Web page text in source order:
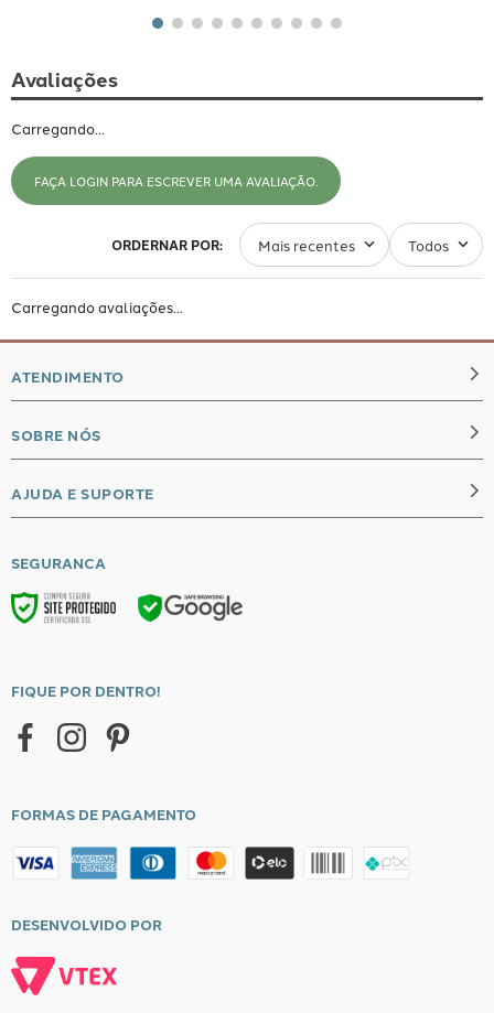
Avaliações
Carregando…
FAÇA LOGIN PARA ESCREVER UMA AVALIAÇÃO.
Mais recentes Todos
Carregando avaliações…
ATENDIMENTO
whatsapp
seg à qui das 8h às 18h (exceto feriados)
uau@bobinex.com.br
SOBRE NÓS
Quem Somos
Como Comprar
AJUDA E SUPORTE
Dúvidas Frequentes
Trocas e Devoluções
Entrega
Central de Atendimento
SEGURANCA
FIQUE POR DENTRO!
FORMAS DE PAGAMENTO
DESENVOLVIDO POR